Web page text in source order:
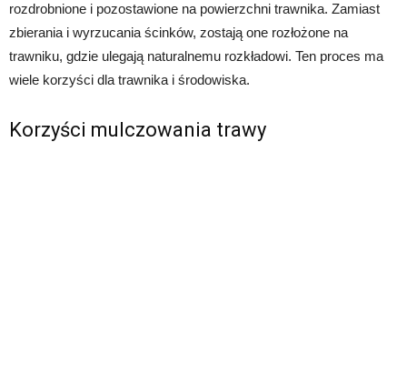
rozdrobnione i pozostawione na powierzchni trawnika. Zamiast
zbierania i wyrzucania ścinków, zostają one rozłożone na
trawniku, gdzie ulegają naturalnemu rozkładowi. Ten proces ma
wiele korzyści dla trawnika i środowiska.
Korzyści mulczowania trawy